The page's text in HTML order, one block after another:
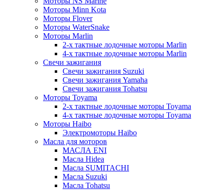
Моторы Minn Kota
Моторы Flover
Моторы WaterSnake
Моторы Marlin
2-х тактные лодочные моторы Marlin
4-х тактные лодочные моторы Marlin
Свечи зажигания
Свечи зажигания Suzuki
Свечи зажигания Yamaha
Свечи зажигания Tohatsu
Моторы Toyama
2-х тактные лодочные моторы Toyama
4-х тактные лодочные моторы Toyama
Моторы Haibo
Электромоторы Haibo
Масла для моторов
МАСЛА ENI
Масла Hidea
Масла SUMITACHI
Масла Suzuki
Масла Tohatsu